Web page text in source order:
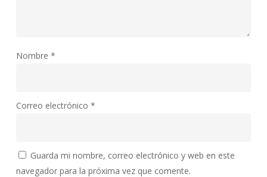
Nombre *
Correo electrónico *
Guarda mi nombre, correo electrónico y web en este
navegador para la próxima vez que comente.